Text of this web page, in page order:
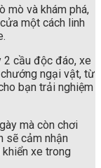
mò và khám phá,
một cách linh
2 cầu độc đáo, xe
ngại vật, từ
bạn trải nghiệm
mà còn chơi
sẽ cảm nhận
xe trong